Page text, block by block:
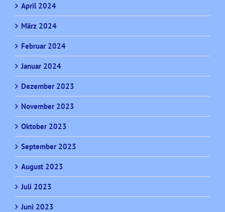
April 2024
März 2024
Februar 2024
Januar 2024
Dezember 2023
November 2023
Oktober 2023
September 2023
August 2023
Juli 2023
Juni 2023